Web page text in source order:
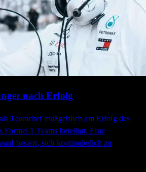
nach Erfolg
Teamchef maßgeblich am Erfolg des
Formel 1 Teams beteiligt. Eine
basiert, sich kontinuierlich zu